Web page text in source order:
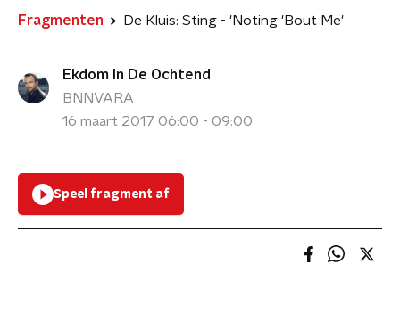
Fragmenten De Kluis: Sting - 'Noting 'Bout Me'
Ekdom In De Ochtend
BNNVARA
16 maart 2017 06:00 - 09:00
Speel fragment af